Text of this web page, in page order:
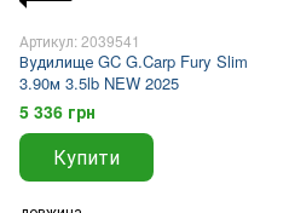
Артикул: 2039541
Вудилище GC G.Carp Fury Slim
3.90м 3.5lb NEW 2025
5 336 грн
Купити